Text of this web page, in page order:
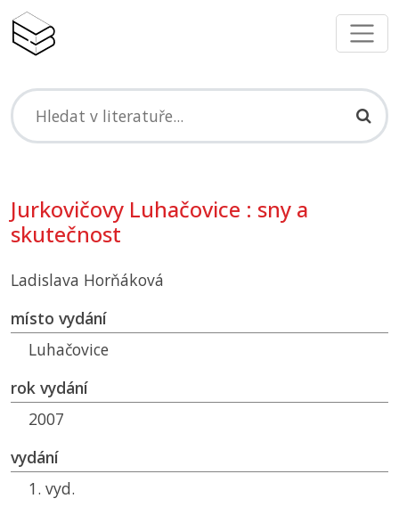
Jurkovičovy Luhačovice : sny a
skutečnost
Ladislava Horňáková
místo vydání
Luhačovice
rok vydání
2007
vydání
1. vyd.